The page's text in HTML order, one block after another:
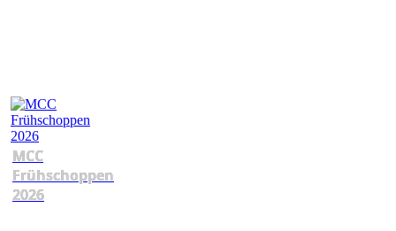
MCC
Frühschoppen
2026